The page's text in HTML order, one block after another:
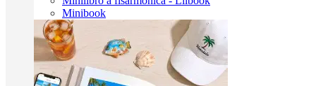
Minibook